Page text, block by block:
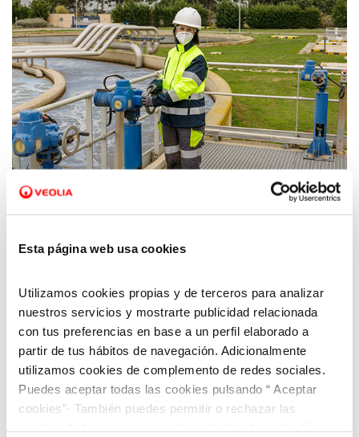
Esta página web usa cookies
Utilizamos cookies propias y de terceros para analizar
nuestros servicios y mostrarte publicidad relacionada
con tus preferencias en base a un perfil elaborado a
partir de tus hábitos de navegación. Adicionalmente
utilizamos cookies de complemento de redes sociales.
Puedes aceptar todas las cookies pulsando “ Aceptar
cookies”· También puedes permitir o rechazar las
22 MAR 2021